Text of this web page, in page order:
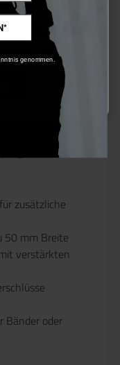
Tex
-
Kanten
für
zusätzliche
50 mm Breite
verstärkten
Bänder oder
...
genommen.